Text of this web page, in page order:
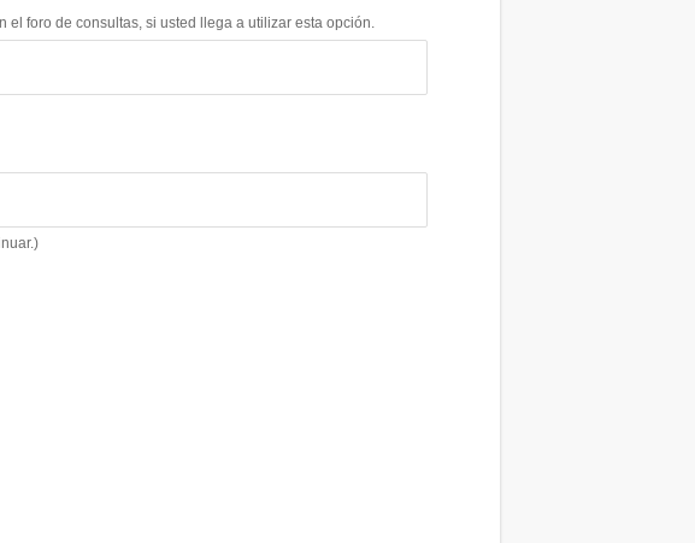
foro de consultas, si usted llega a utilizar esta opción.